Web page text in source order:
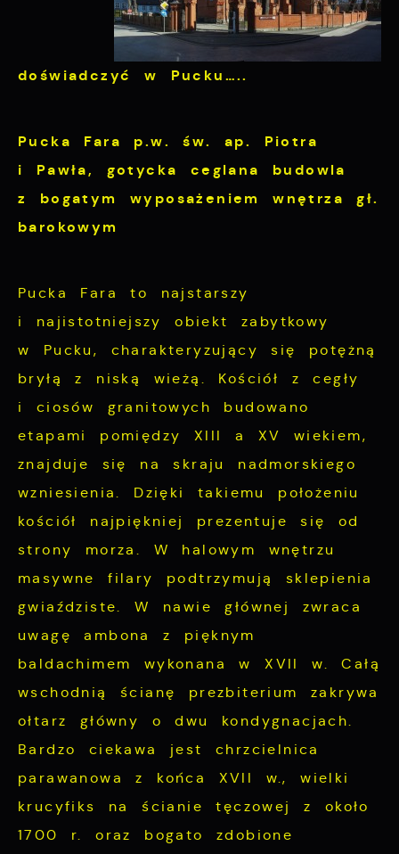
doświadczyć w Pucku…..
Pucka Fara p.w. św. ap. Piotra
i Pawła, gotycka ceglana budowla
z bogatym wyposażeniem wnętrza gł.
barokowym
Pucka Fara to najstarszy
i najistotniejszy obiekt zabytkowy
w Pucku, charakteryzujący się potężną
bryłą z niską wieżą. Kościół z cegły
i ciosów granitowych budowano
etapami pomiędzy XIII a XV wiekiem,
znajduje się na skraju nadmorskiego
wzniesienia. Dzięki takiemu położeniu
kościół najpiękniej prezentuje się od
strony morza. W halowym wnętrzu
masywne filary podtrzymują sklepienia
gwiaździste. W nawie głównej zwraca
uwagę ambona z pięknym
baldachimem wykonana w XVII w. Całą
wschodnią ścianę prezbiterium zakrywa
ołtarz główny o dwu kondygnacjach.
Bardzo ciekawa jest chrzcielnica
parawanowa z końca XVII w., wielki
krucyfiks na ścianie tęczowej z około
1700 r. oraz bogato zdobione